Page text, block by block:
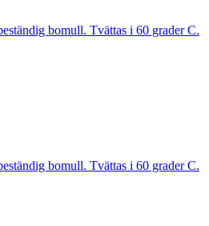
bomull. Tvättas i 60 grader C.
bomull. Tvättas i 60 grader C.